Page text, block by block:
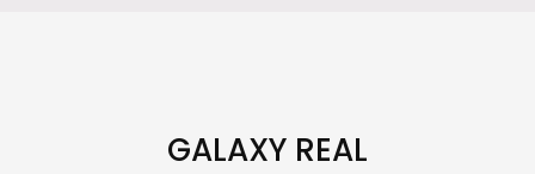
GALAXY REAL